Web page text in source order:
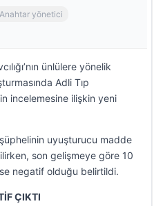
Anahtar yönetici
ünlülere yönelik
Adli Tıp
incelemesine ilişkin yeni
uyuşturucu madde
son gelişmeye göre 10
negatif olduğu belirtildi.
ÇIKTI